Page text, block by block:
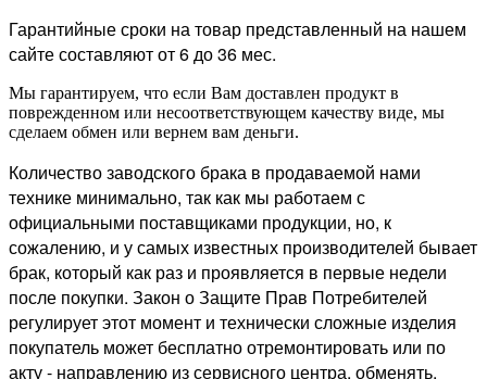
Гарантийные сроки на товар представленный на нашем
сайте составляют от 6 до 36 мес.
Мы гарантируем, что если Вам доставлен продукт в
поврежденном или несоответствующем качеству виде, мы
сделаем обмен или вернем вам деньги.
Количество заводского брака в продаваемой нами
технике минимально, так как мы работаем с
официальными поставщиками продукции, но, к
сожалению, и у самых известных производителей бывает
брак, который как раз и проявляется в первые недели
после покупки. Закон о Защите Прав Потребителей
регулирует этот момент и технически сложные изделия
покупатель может бесплатно отремонтировать или по
акту - направлению из сервисного центра, обменять.